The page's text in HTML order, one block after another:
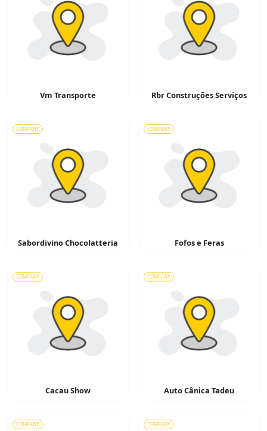
Vm Transporte Rbr Construções Serviços
COMPANY
Sabordivino Chocolatteria
COMPANY
Fofos e Feras
COMPANY
Cacau Show
COMPANY
Auto Cânica Tadeu
COMPANY COMPANY